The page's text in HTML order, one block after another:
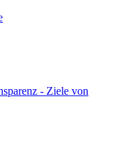
- Ziele von